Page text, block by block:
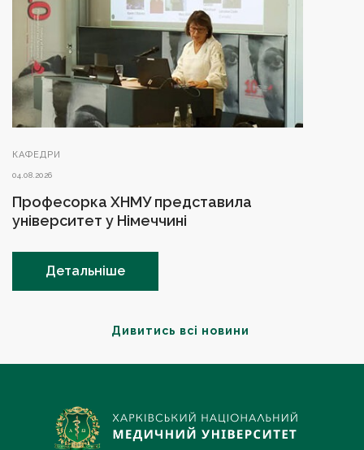
Дивитись всі новини
КАФЕДРИ
04.08.2026
Професорка ХНМУ представила
університет у Німеччині
Детальніше